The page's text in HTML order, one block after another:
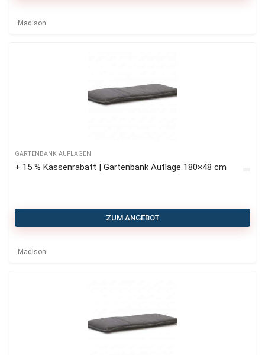
Madison
GARTENBANK AUFLAGEN
+ 15 % Kassenrabatt | Gartenbank Auflage 180×48 cm
ZUM ANGEBOT
Madison